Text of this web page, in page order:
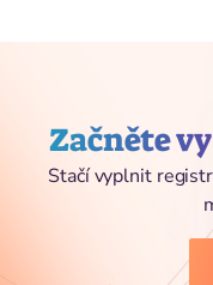
Začněte
Stačí vyplnit